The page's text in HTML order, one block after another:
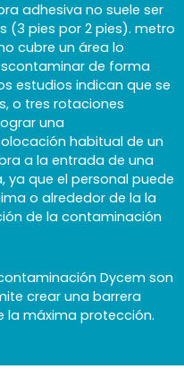
adhesiva no suele ser
(3 pies por 2 pies). metro
cubre un área lo
de forma
estudios indican que se
o tres rotaciones
una
habitual de un
a la entrada de una
ya que el personal puede
o alrededor de la la
de la contaminación
Dycem son
crear una barrera
la máxima protección.